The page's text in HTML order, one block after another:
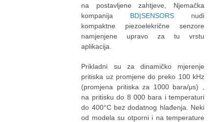
na postavljene zahtjeve, Njemačka
kompanija BD|SENSORS nudi
kompaktne piezoelekrične senzore
namjenjene upravo za tu vrstu
aplikacija.
Prikladni su za dinamičko mjerenje
pritiska uz promjene do preko 100 kHz
(promjena pritiska za 1000 bara/μs) ,
na pritisku do 8 000 bara i temperaturi
do 400°C bez dodatnog hlađenja. Neki
od modela su otporni i na temperature